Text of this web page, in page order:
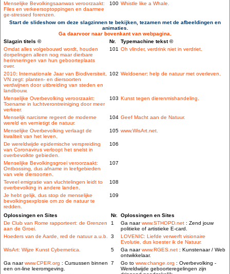
Menselijke Bevolkingsaanwas veroorzaakt:
Files en verkeersoptoppingen en daarmee
ge-stressed forenzen.
100 Whistle like a Whale.
Start de slideshow om deze slagzinnen te bekijken, tezamen met de afbeeldingen en
animaties.
Ga daarvoor naar bovenkant van webpagina.
Slagzin titels ©
Nr.
Typemachine tekst ©
Omdat alles volgebouwd wordt, houden
dorpelingen alleen nog maar dierbare
herinneringen van hun geboorteplaats
over.
101 Oh vlinder, verdrink niet in verdriet.
2010: Internationale Jaar van Biodiversiteit.
VN zegt: planten- en diersoorten
verdwijnen door uitbreiding van steden en
landbouw.
102 Weldoener: help de natuur met overleven.
Menselijke Overbevolking veroorzaakt:
Toename in luchtverontreiniging door meer
verkeer.
103 Kunst tegen dierenmishandeling.
Menselijk narcisme regeert de moderne
wereld en vernietigt de natuur.
104 Geef Macht aan de Natuur.
Menselijke Overbevolking verlaagt de
kwaliteit van het leven.
105 www.WisArt.net.
De wereldwijde epidemische verspreiding
van Coronavirus verloopt het snelst in
overbevolkte gebieden.
106
Menselijke Bevolkingsgroei veroorzaakt:
Ontbossing, dus afname in leefgebieden
van vele diersoorten.
107
Teveel emigratie van vluchtelingen leidt to
overbevolking in andere landen.
108
Je hebt gelijk, dus stop de menselijke
bevolkingsexplosie om zo de natuur te
redden.
109
Oplossingen en Sites Nr. Oplossingen en Sites
De Club van Rome rapporteert: de Grenzen
aan de Groei.
1 Ga naarwww.STHOPD.net : Zend jouw
politieke of artistieke E-card.
Hoeders van de Aarde, red de natuur a.u.b.
3
LOVENIC: Liefde verwerft visionaire
Evolutie, dus koester ik de Natuur.
WisArt: Wijze Kunst Cybernetica.
5 Ga naarwww.RGES.net : Kunstenaar / Web
ontwikkelaar.
Ga naarwww.CPER.org : Cursussen binnen
een on-line leeromgeving.
7 Go to www.change.org : Overbevolking -
Wereldwijde geboorteregelingen zijn